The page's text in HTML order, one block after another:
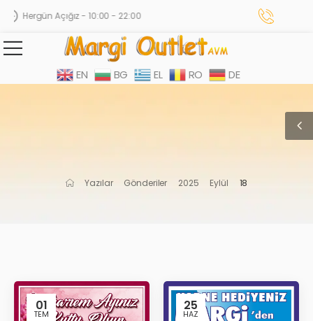
Hergün Açığız - 10:00 - 22:00
EN BG EL RO DE
Yazılar Gönderiler 2025 Eylül 18
01
TEM
25
HAZ